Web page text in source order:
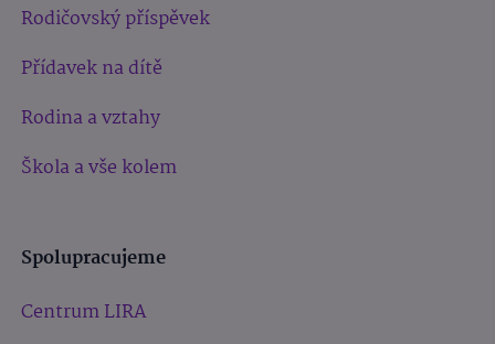
Rodičovský příspěvek
Přídavek na dítě
Rodina a vztahy
Škola a vše kolem
Spolupracujeme
Centrum LIRA